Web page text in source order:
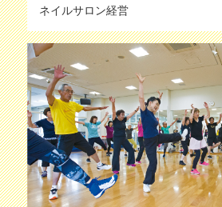
ネイルサロン経営